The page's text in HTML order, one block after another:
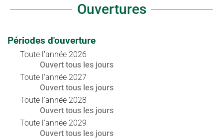
Ouvertures
Périodes d'ouverture
Toute l'année 2026
Ouvert tous les jours
Toute l'année 2027
Ouvert tous les jours
Toute l'année 2028
Ouvert tous les jours
Toute l'année 2029
Ouvert tous les jours